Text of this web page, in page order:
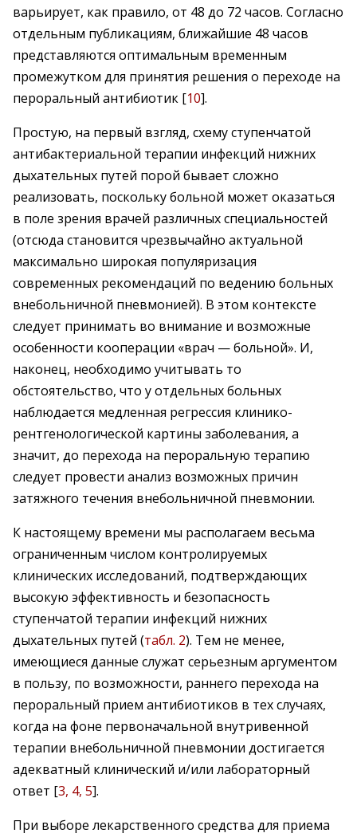
варьирует, как правило, от 48 до 72 часов. Согласно
отдельным публикациям, ближайшие 48 часов
представляются оптимальным временным
промежутком для принятия решения о переходе на
пероральный антибиотик [10].
Простую, на первый взгляд, схему ступенчатой
антибактериальной терапии инфекций нижних
дыхательных путей порой бывает сложно
реализовать, поскольку больной может оказаться
в поле зрения врачей различных специальностей
(отсюда становится чрезвычайно актуальной
максимально широкая популяризация
современных рекомендаций по ведению больных
внебольничной пневмонией). В этом контексте
следует принимать во внимание и возможные
особенности кооперации «врач — больной». И,
наконец, необходимо учитывать то
обстоятельство, что у отдельных больных
наблюдается медленная регрессия клинико-
рентгенологической картины заболевания, а
значит, до перехода на пероральную терапию
следует провести анализ возможных причин
затяжного течения внебольничной пневмонии.
К настоящему времени мы располагаем весьма
ограниченным числом контролируемых
клинических исследований, подтверждающих
высокую эффективность и безопасность
ступенчатой терапии инфекций нижних
дыхательных путей (табл. 2). Тем не менее,
имеющиеся данные служат серьезным аргументом
в пользу, по возможности, раннего перехода на
пероральный прием антибиотиков в тех случаях,
когда на фоне первоначальной внутривенной
терапии внебольничной пневмонии достигается
адекватный клинический и/или лабораторный
ответ [3, 4, 5].
При выборе лекарственного средства для приема